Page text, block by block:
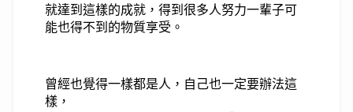
就達到這樣的成就，得到很多人努力一輩子可
能也得不到的物質享受。
曾經也覺得一樣都是人，自己也一定要辦法這
樣，